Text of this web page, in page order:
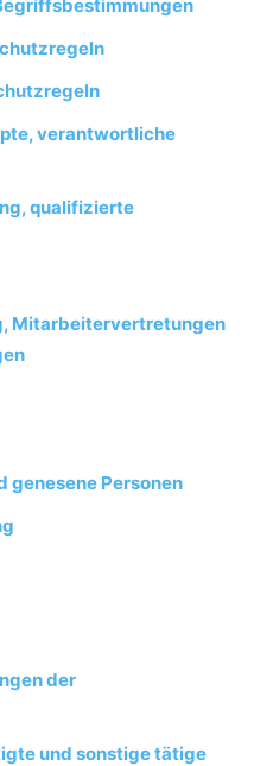
verantwortliche
qualifizierte
Mitarbeitervertretungen
genesene Personen
der
und sonstige tätige